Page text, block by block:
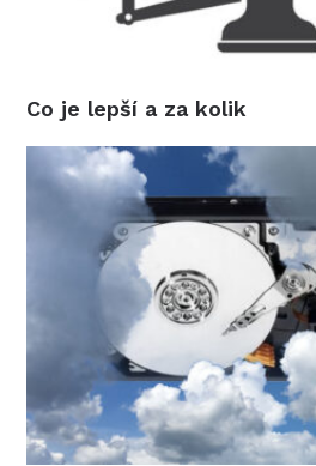
Co je lepší a za kolik